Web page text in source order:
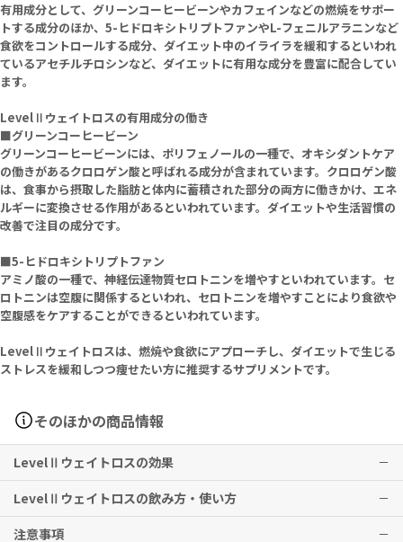
有用成分として、グリーンコーヒービーンやカフェインなどの燃焼をサポー
トする成分のほか、5-ヒドロキシトリプトファンやL-フェニルアラニンなど
食欲をコントロールする成分、ダイエット中のイライラを緩和するといわれ
ているアセチルチロシンなど、ダイエットに有用な成分を豊富に配合してい
ます。
LevelⅡウェイトロスの有用成分の働き
■グリーンコーヒービーン
グリーンコーヒービーンには、ポリフェノールの一種で、オキシダントケア
の働きがあるクロロゲン酸と呼ばれる成分が含まれています。クロロゲン酸
は、食事から摂取した脂肪と体内に蓄積された部分の両方に働きかけ、エネ
ルギーに変換させる作用があるといわれています。ダイエットや生活習慣の
改善で注目の成分です。
■5-ヒドロキシトリプトファン
アミノ酸の一種で、神経伝達物質セロトニンを増やすといわれています。セ
ロトニンは空腹に関係するといわれ、セロトニンを増やすことにより食欲や
空腹感をケアすることができるといわれています。
LevelⅡウェイトロスは、燃焼や食欲にアプローチし、ダイエットで生じる
ストレスを緩和しつつ痩せたい方に推奨するサプリメントです。
そのほかの商品情報
LevelⅡウェイトロスの効果
ダイエットサポート
※有用性には個人差がありますことを予めご了承ください。
LevelⅡウェイトロスの飲み方・使い方
1日2粒までを目安にお召し上がりください。
注意事項